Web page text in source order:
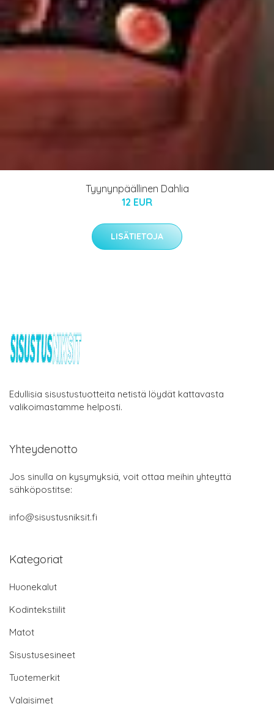
Tyynynpäällinen Dahlia
12 EUR
LISÄTIETOJA
Edullisia sisustustuotteita netistä löydät kattavasta
valikoimastamme helposti.
Yhteydenotto
Jos sinulla on kysymyksiä, voit ottaa meihin yhteyttä
sähköpostitse:
info@sisustusniksit.fi
Kategoriat
Huonekalut
Kodintekstiilit
Matot
Sisustusesineet
Tuotemerkit
Valaisimet